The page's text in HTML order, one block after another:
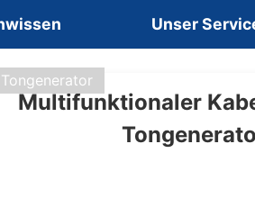
Unser
Multifunktionaler